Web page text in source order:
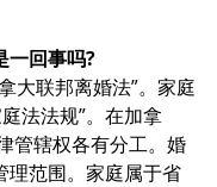
一回事吗?
大联邦离婚法”。家庭
法法规”。在加拿
管辖权各有分工。婚
理范围。家庭属于省